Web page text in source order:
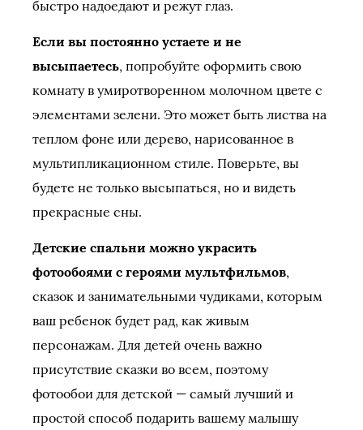
быстро надоедают и режут глаз.
Если вы постоянно устаете и не
высыпаетесь, попробуйте оформить свою
комнату в умиротворенном молочном цвете с
элементами зелени. Это может быть листва на
теплом фоне или дерево, нарисованное в
мультипликационном стиле. Поверьте, вы
будете не только высыпаться, но и видеть
прекрасные сны.
Детские спальни можно украсить
фотообоями с героями мультфильмов,
сказок и занимательными чудиками, которым
ваш ребенок будет рад, как живым
персонажам. Для детей очень важно
присутствие сказки во всем, поэтому
фотообои для детской — самый лучший и
простой способ подарить вашему малышу